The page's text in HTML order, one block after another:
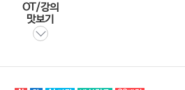
OT/강의
맛보기